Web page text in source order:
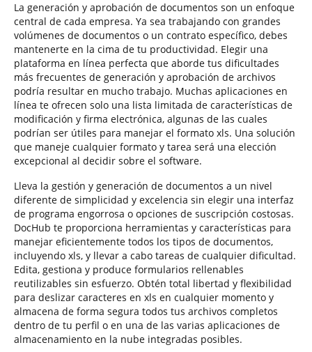
La generación y aprobación de documentos son un enfoque
central de cada empresa. Ya sea trabajando con grandes
volúmenes de documentos o un contrato específico, debes
mantenerte en la cima de tu productividad. Elegir una
plataforma en línea perfecta que aborde tus dificultades
más frecuentes de generación y aprobación de archivos
podría resultar en mucho trabajo. Muchas aplicaciones en
línea te ofrecen solo una lista limitada de características de
modificación y firma electrónica, algunas de las cuales
podrían ser útiles para manejar el formato xls. Una solución
que maneje cualquier formato y tarea será una elección
excepcional al decidir sobre el software.
Lleva la gestión y generación de documentos a un nivel
diferente de simplicidad y excelencia sin elegir una interfaz
de programa engorrosa o opciones de suscripción costosas.
DocHub te proporciona herramientas y características para
manejar eficientemente todos los tipos de documentos,
incluyendo xls, y llevar a cabo tareas de cualquier dificultad.
Edita, gestiona y produce formularios rellenables
reutilizables sin esfuerzo. Obtén total libertad y flexibilidad
para deslizar caracteres en xls en cualquier momento y
almacena de forma segura todos tus archivos completos
dentro de tu perfil o en una de las varias aplicaciones de
almacenamiento en la nube integradas posibles.